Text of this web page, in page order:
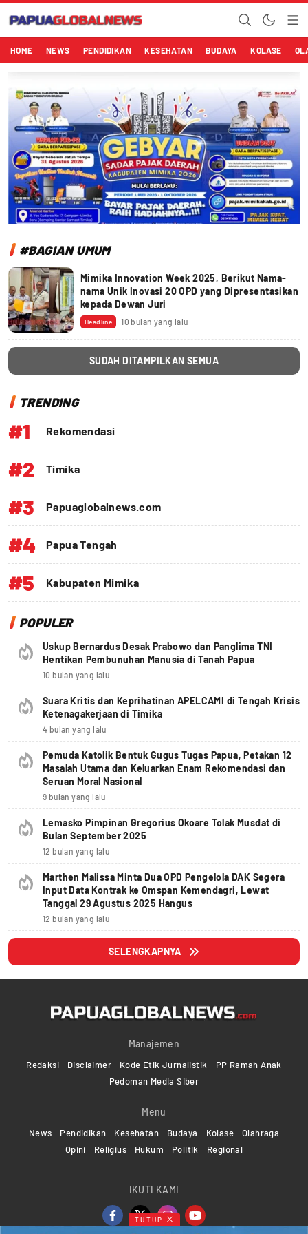
Papuaglobalnews.com
Menulis Fakta dengan Hati Bening
HOME NEWS PENDIDIKAN KESEHATAN BUDAYA KOLASE
#BAGIAN UMUM
Mimika Innovation Week 2025, Berikut Nama-
nama Unik Inovasi 20 OPD yang Dipresentasikan
kepada Dewan Juri
Headline 10 bulan yang lalu
SUDAH DITAMPILKAN SEMUA
TRENDING
#1 Rekomendasi
#2 Timika
#3 Papuaglobalnews.com
#4 Papua Tengah
#5 Kabupaten Mimika
POPULER
Uskup Bernardus Desak Prabowo dan Panglima TNI
Hentikan Pembunuhan Manusia di Tanah Papua
10 bulan yang lalu
Suara Kritis dan Keprihatinan APELCAMI di Tengah Krisis
Ketenagakerjaan di Timika
4 bulan yang lalu
Pemuda Katolik Bentuk Gugus Tugas Papua, Petakan 12
Masalah Utama dan Keluarkan Enam Rekomendasi dan
Seruan Moral Nasional
9 bulan yang lalu
Lemasko Pimpinan Gregorius Okoare Tolak Musdat di
Bulan September 2025
12 bulan yang lalu
Marthen Malissa Minta Dua OPD Pengelola DAK Segera
Input Data Kontrak ke Omspan Kemendagri, Lewat
Tanggal 29 Agustus 2025 Hangus
12 bulan yang lalu
SELENGKAPNYA
Manajemen
Redaksi Disclaimer Kode Etik Jurnalistik
PP Ramah Anak
Pedoman Media Siber
Menu
News Pendidikan Kesehatan Budaya Kolase
Olahraga
Opini
Religius Hukum Politik Regional
IKUTI KAMI
TUTUP